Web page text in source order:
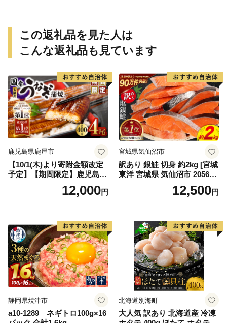
この返礼品を見た人は
こんな返礼品も見ています
鹿児島県鹿屋市
【10/1(木)より寄附金額改定
予定】【期間限定】鹿児島県
大隅産うなぎ蒲焼4尾（400
g） KN007-02312,000円
宮城県気仙沼市
訳あり 銀鮭 切身 約2kg [宮城
東洋 宮城県 気仙沼市 205649
91] 鮭 魚介類 海鮮 訳アリ 規
格外 不揃い さけ サケ 鮭切身
切り身 魚 わけあり
12,500円
静岡県焼津市
a10-1289 ネギトロ100g×16
北海道別海町
大人気 訳あり 北海道産 冷凍